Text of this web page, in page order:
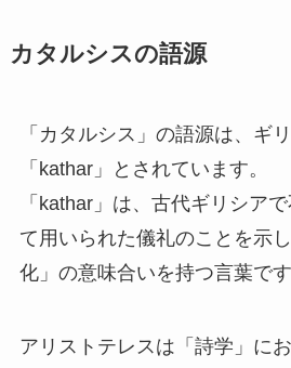
カタルシスの語源
「カタルシス」の語源は、ギ
「kathar」とされています。
「kathar」は、古代ギリシア
て用いられた儀礼のことを示
化」の意味合いを持つ言葉です
アリストテレスは「詩学」に